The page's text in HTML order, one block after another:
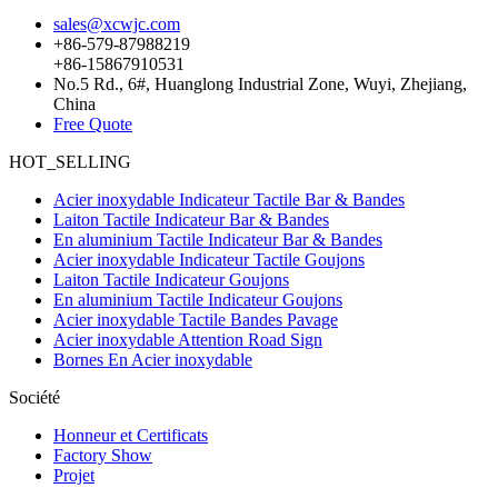
sales@xcwjc.com
+86-579-87988219
+86-15867910531
No.5 Rd., 6#, Huanglong Industrial Zone, Wuyi, Zhejiang,
China
Free Quote
HOT_SELLING
Acier inoxydable Indicateur Tactile Bar & Bandes
Laiton Tactile Indicateur Bar & Bandes
En aluminium Tactile Indicateur Bar & Bandes
Acier inoxydable Indicateur Tactile Goujons
Laiton Tactile Indicateur Goujons
En aluminium Tactile Indicateur Goujons
Acier inoxydable Tactile Bandes Pavage
Acier inoxydable Attention Road Sign
Bornes En Acier inoxydable
Société
Honneur et Certificats
Factory Show
Projet